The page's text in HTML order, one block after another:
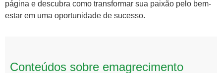
página e descubra como transformar sua paixão pelo bem-
estar em uma oportunidade de sucesso.
Conteúdos sobre emagrecimento